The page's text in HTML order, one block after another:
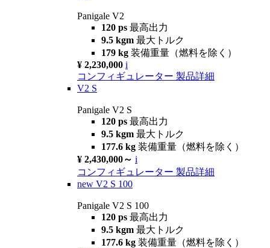
Panigale V2
120 ps 最高出力
9.5 kgm 最大トルク
179 kg 装備重量（燃料を除く）
¥ 2,230,000 i
コンフィギュレーター 製品詳細
V2 S
Panigale V2 S
120 ps 最高出力
9.5 kgm 最大トルク
177.6 kg 装備重量（燃料を除く）
¥ 2,430,000～ i
コンフィギュレーター 製品詳細
new V2 S 100
Panigale V2 S 100
120 ps 最高出力
9.5 kgm 最大トルク
177.6 kg 装備重量（燃料を除く）